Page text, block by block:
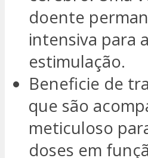
doente
intensiva para
estimulação.
Beneficie de
que são
meticuloso
doses em